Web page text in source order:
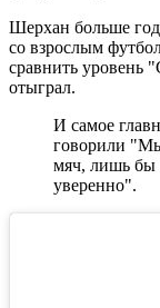
Шерхан больше
со взрослым
сравнить уровень
отыграл.
И самое
говорили
мяч, лишь бы
уверенно".